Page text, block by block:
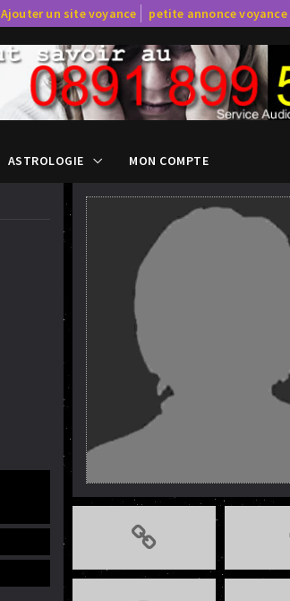
Ajouter un site voyance petite annonce voyance
ASTROLOGIE MON COMPTE